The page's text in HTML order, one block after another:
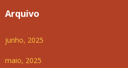
Arquivo
junho, 2025
maio, 2025